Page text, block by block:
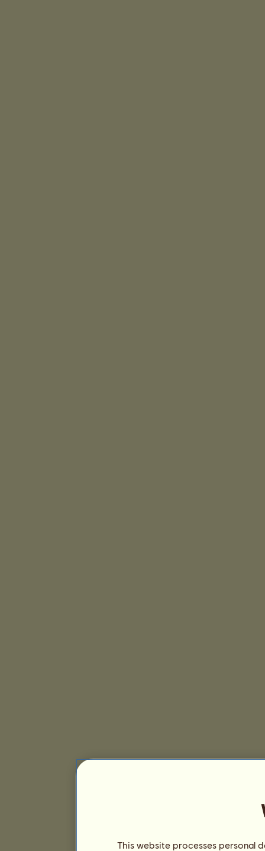
This website processes personal